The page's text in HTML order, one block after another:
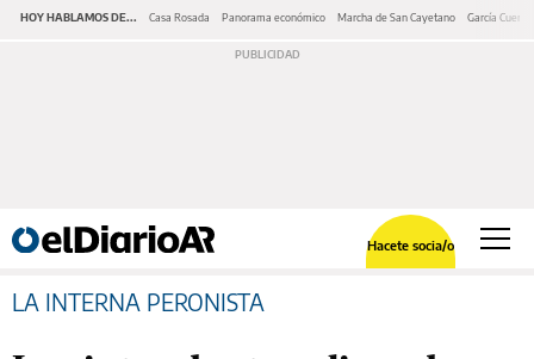
HOY HABLAMOS DE... Casa Rosada Panorama económico Marcha de San Cayetano García Cuerva
Hacete socia/o
LA INTERNA PERONISTA